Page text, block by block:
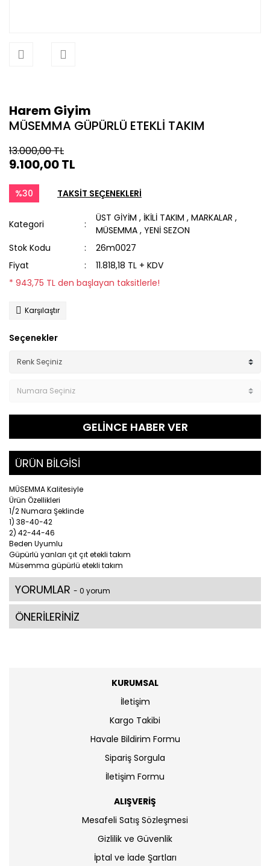
Harem Giyim
MÜSEMMA GÜPÜRLÜ ETEKLİ TAKIM
13.000,00 TL
9.100,00 TL
%30 TAKSİT SEÇENEKLERİ
Kategori
ÜST GİYİM , İKİLİ TAKIM ,MARKALAR ,
MÜSEMMA,YENİ SEZON
Stok Kodu
26m0027
Fiyat
11.818,18 TL + KDV
* 943,75 TL den başlayan taksitlerle!
Karşılaştır
Seçenekler
GELİNCE HABER VER
ÜRÜN BİLGİSİ
MÜSEMMA Kalitesiyle
Ürün Özellikleri
1/2 Numara Şeklinde
1) 38-40-42
2) 42-44-46
Beden Uyumlu
Güpürlü yanları çıt çıt etekli takım
Müsemma güpürlü etekli takım
YORUMLAR - 0 yorum
ÖNERİLERİNİZ
KURUMSAL
İletişim
Kargo Takibi
Havale Bildirim Formu
Sipariş Sorgula
İletişim Formu
ALIŞVERİŞ
Mesafeli Satış Sözleşmesi
Gizlilik ve Güvenlik
İptal ve İade Şartları